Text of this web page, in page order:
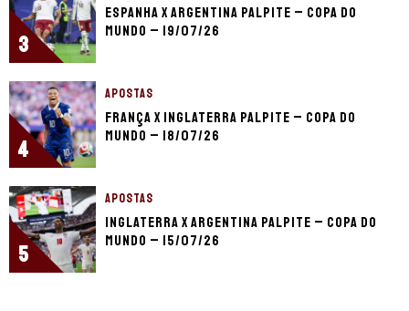
3
Espanha x Argentina palpite – Copa do
Mundo – 19/07/26
4
APOSTAS
França x Inglaterra palpite – Copa do
Mundo – 18/07/26
5
APOSTAS
Inglaterra x Argentina palpite – Copa do
Mundo – 15/07/26